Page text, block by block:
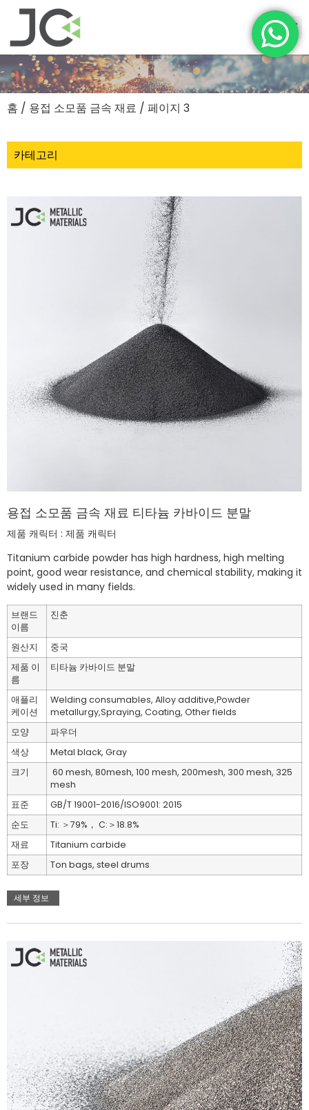
홈 / 용접 소모품 금속 재료 / 페이지 3
카테고리
용접 소모품 금속 재료 티타늄 카바이드 분말
제품 캐릭터 : 제품 캐릭터
Titanium carbide powder has high hardness, high melting
point, good wear resistance, and chemical stability, making it
widely used in many fields. ‌
브랜드
이름
진춘
원산지
중국
제품 이
름
티타늄 카바이드 분말
애플리
케이션
Welding consumables, Alloy additive,Powder
metallurgy,Spraying, Coating, Other fields
모양
파우더
색상
Metal black, Gray
크기
60 mesh, 80mesh, 100 mesh, 200mesh, 300 mesh, 325
mesh
표준
GB/T 19001-2016/ISO9001: 2015
순도
Ti: ＞79%， C:＞18.8%
재료
Titanium carbide
포장
Ton bags, steel drums
세부 정보